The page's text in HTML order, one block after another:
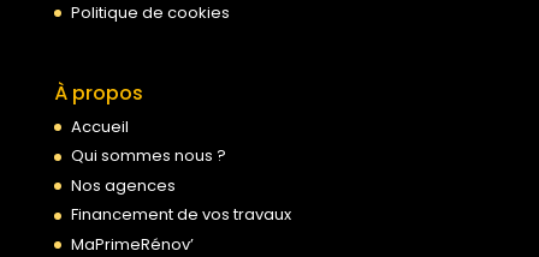
Politique de cookies
À propos
Accueil
Qui sommes nous ?
Nos agences
Financement de vos travaux
MaPrimeRénov’